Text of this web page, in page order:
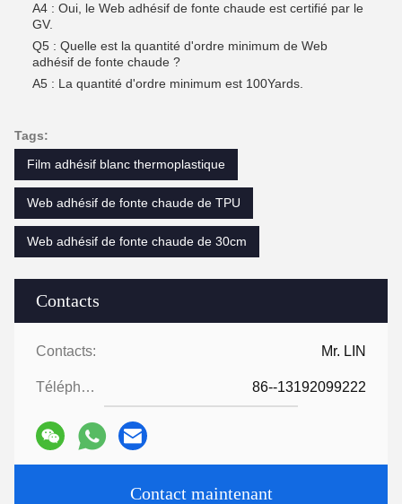
Contacts
Contacts: Mr. LIN
Téléphone: 86--13192099222
Contact maintenant
A4 : Oui, le Web adhésif de fonte chaude est certifié par le
GV.
Q5 : Quelle est la quantité d'ordre minimum de Web
adhésif de fonte chaude ?
A5 : La quantité d'ordre minimum est 100Yards.
Tags:
Film adhésif blanc thermoplastique
Web adhésif de fonte chaude de TPU
Web adhésif de fonte chaude de 30cm